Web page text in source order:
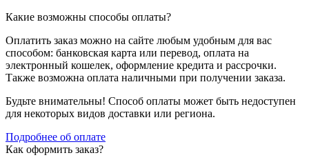
Какие возможны способы оплаты?
Оплатить заказ можно на сайте любым удобным для вас
способом: банковская карта или перевод, оплата на
электронный кошелек, оформление кредита и рассрочки.
Также возможна оплата наличными при получении заказа.
Будьте внимательны! Способ оплаты может быть недоступен
для некоторых видов доставки или региона.
Подробнее об оплате
Как оформить заказ?